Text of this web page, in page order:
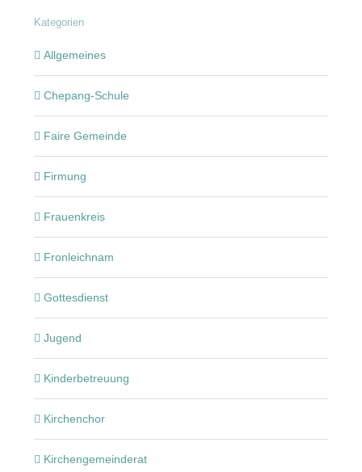
Kategorien
Allgemeines
Chepang-Schule
Faire Gemeinde
Firmung
Frauenkreis
Fronleichnam
Gottesdienst
Jugend
Kinderbetreuung
Kirchenchor
Kirchengemeinderat